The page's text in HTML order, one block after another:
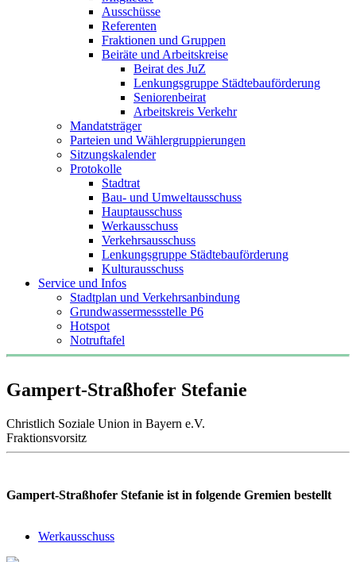
Ausschüsse
Referenten
Fraktionen und Gruppen
Beiräte und Arbeitskreise
Beirat des JuZ
Lenkungsgruppe Städtebauförderung
Seniorenbeirat
Arbeitskreis Verkehr
Mandatsträger
Parteien und Wählergruppierungen
Sitzungskalender
Protokolle
Stadtrat
Bau- und Umweltausschuss
Hauptausschuss
Werkausschuss
Verkehrsausschuss
Lenkungsgruppe Städtebauförderung
Kulturausschuss
Service und Infos
Stadtplan und Verkehrsanbindung
Grundwassermessstelle P6
Hotspot
Notruftafel
Gampert-Straßhofer Stefanie
Christlich Soziale Union in Bayern e.V.
Fraktionsvorsitz
Gampert-Straßhofer Stefanie ist in folgende Gremien bestellt
Werkausschuss